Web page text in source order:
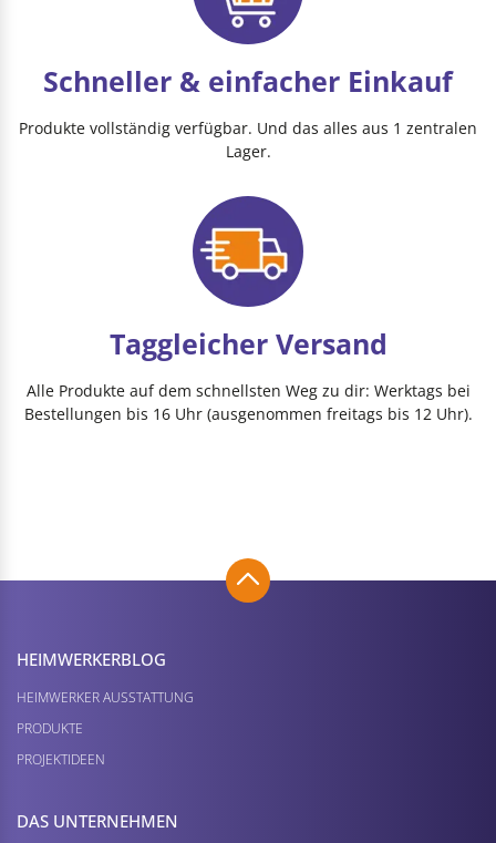
Schneller & einfacher Einkauf
Produkte vollständig verfügbar. Und das alles aus 1 zentralen
Lager.
Taggleicher Versand
Alle Produkte auf dem schnellsten Weg zu dir: Werktags bei
Bestellungen bis 16 Uhr (ausgenommen freitags bis 12 Uhr).
HEIMWERKER­BLOG
HEIMWERKER AUSSTATTUNG
PRODUKTE
PROJEKTIDEEN
DAS UNTERNEHMEN